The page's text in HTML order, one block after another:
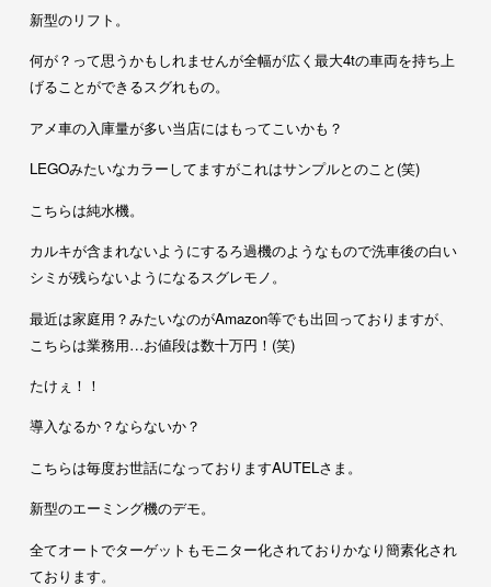
新型のリフト。
何が？って思うかもしれませんが全幅が広く最大4tの車両を持ち上
げることができるスグれもの。
アメ車の入庫量が多い当店にはもってこいかも？
LEGOみたいなカラーしてますがこれはサンプルとのこと(笑)
こちらは純水機。
カルキが含まれないようにするろ過機のようなもので洗車後の白い
シミが残らないようになるスグレモノ。
最近は家庭用？みたいなのがAmazon等でも出回っておりますが、
こちらは業務用…お値段は数十万円！(笑)
たけぇ！！
導入なるか？ならないか？
こちらは毎度お世話になっておりますAUTELさま。
新型のエーミング機のデモ。
全てオートでターゲットもモニター化されておりかなり簡素化され
ております。